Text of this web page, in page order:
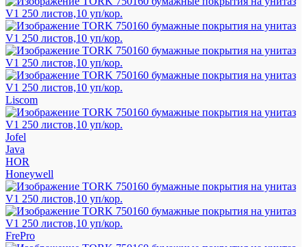
Liscom
Jofel
Java
HOR
Honeywell
FrePro